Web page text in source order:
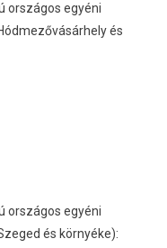
országos egyéni
és
országos egyéni
és környéke):